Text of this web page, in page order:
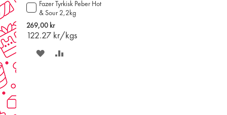
Fazer Tyrkisk Peber Hot
& Sour 2,2kg
269,00 kr
122.27 kr/kgs
Lägg
till
varukorgen
SPARA